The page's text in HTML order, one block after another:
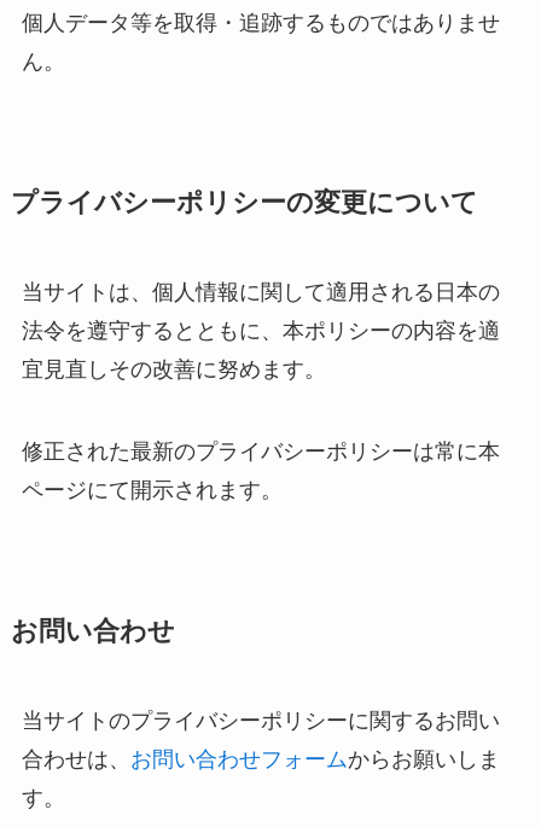
個人データ等を取得・追跡するものではありませ
ん。
プライバシーポリシーの変更について
当サイトは、個人情報に関して適用される日本の
法令を遵守するとともに、本ポリシーの内容を適
宜見直しその改善に努めます。
修正された最新のプライバシーポリシーは常に本
ページにて開示されます。
お問い合わせ
当サイトのプライバシーポリシーに関するお問い
合わせは、 お問い合わせフォームからお願いしま
す。